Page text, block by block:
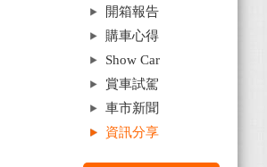
開箱報告
購車心得
Show Car
賞車試駕
車市新聞
資訊分享